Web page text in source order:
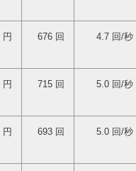
円 676 回 4.7 回/秒
円 715 回 5.0 回/秒
円 693 回 5.0 回/秒